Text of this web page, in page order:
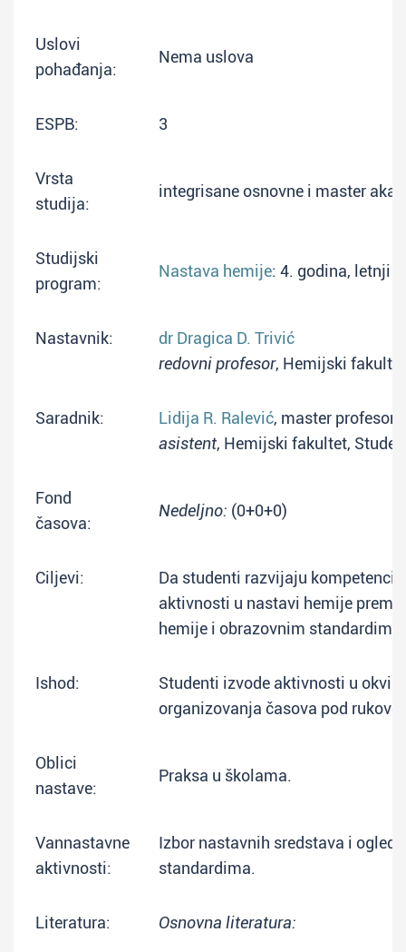
Uslovi
pohađanja:
Nema uslova
ESPB: 3
Vrsta
studija:
integrisane osnovne i master
Studijski
program:
Nastava hemije: 4. godina, letnji
Nastavnik:
dr Dragica D. Trivić
redovni profesor, Hemijski
Saradnik: Lidija R. Ralević, master profesor
asistent, Hemijski fakultet,
Fond
časova:
Nedeljno: (0+0+0)
Ciljevi:
Da studenti razvijaju
aktivnosti u nastavi hemije
hemije i obrazovnim standardima.
Ishod:
Studenti izvode aktivnosti u
organizovanja časova pod
Oblici
nastave:
Praksa u školama.
Vannastavne
aktivnosti:
Izbor nastavnih sredstava i
standardima.
Literatura: Osnovna literatura: